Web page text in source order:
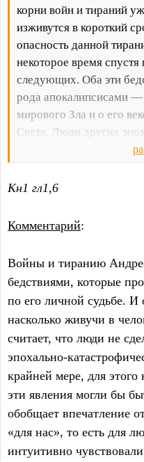
корни войн и тираний
изживутся в короткий
опасность данной
некоторое время спустя
следующих. Оба эти
рода апокалипсисами
мирового Зла и о его
Света. Люди других
нас; наша тревога
преувеличено такое
существе полувековым
событиях и процессах
сформировался в
деятельности самых
Кн1 гл1,6
Комментарий:
Войны и тиранию
бедствиями, которые
по его личной судьбе. И
насколько живучи в
считает, что люди не
эпохально-
крайней мере, для
эти явления могли бы
обобщает впечатление
«для нас», то есть для
интуитивно